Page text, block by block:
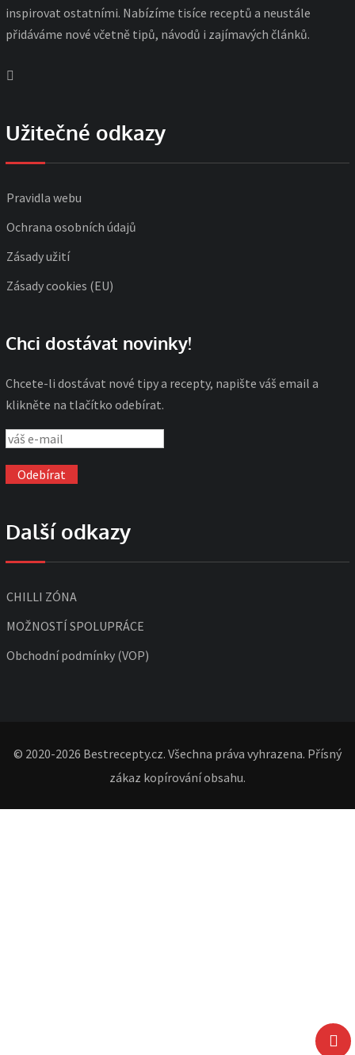
inspirovat ostatními. Nabízíme tisíce receptů a neustále
přidáváme nové včetně tipů, návodů i zajímavých článků.
Užitečné odkazy
Pravidla webu
Ochrana osobních údajů
Zásady užití
Zásady cookies (EU)
Chci dostávat novinky!
Chcete-li dostávat nové tipy a recepty, napište váš email a
klikněte na tlačítko odebírat.
Další odkazy
CHILLI ZÓNA
MOŽNOSTÍ SPOLUPRÁCE
Obchodní podmínky (VOP)
© 2020-2026 Bestrecepty.cz. Všechna práva vyhrazena. Přísný
zákaz kopírování obsahu.